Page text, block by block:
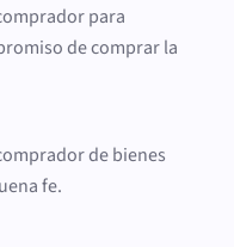
para
de comprar la
de bienes
fe.